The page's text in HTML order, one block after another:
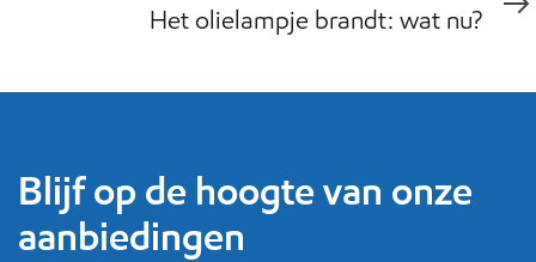
Article
Het olielampje brandt: wat nu?
Blijf op de hoogte van onze
aanbiedingen